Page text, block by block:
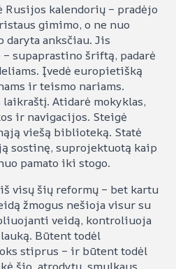
Rusijos kalendorių – pradėjo
gimimo, o ne nuo
daryta anksčiau. Jis
supaprastino šriftą, padarė
Įvedė europietišką
ir teismo nariams.
Atidarė mokyklas,
ir navigacijos. Steigė
viešą biblioteką. Statė
sostinę, suprojektuotą kaip
pamato iki stogo.
visų šių reformų – bet kartu
žmogus nešioja visur su
veidą, kontroliuoja
Būtent todėl
stiprus – ir būtent todėl